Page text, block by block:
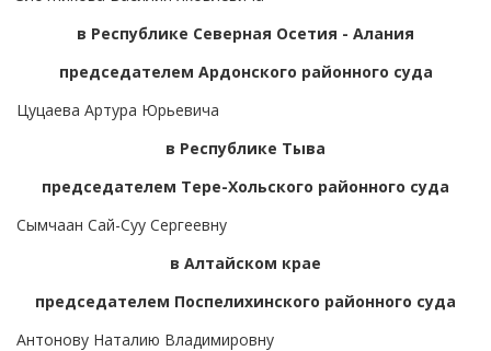
в Республике Северная Осетия - Алания
председателем Ардонского районного суда
Цуцаева Артура Юрьевича
в Республике Тыва
председателем Тере-Хольского районного суда
Сымчаан Сай-Суу Сергеевну
в Алтайском крае
председателем Поспелихинского районного суда
Антонову Наталию Владимировну